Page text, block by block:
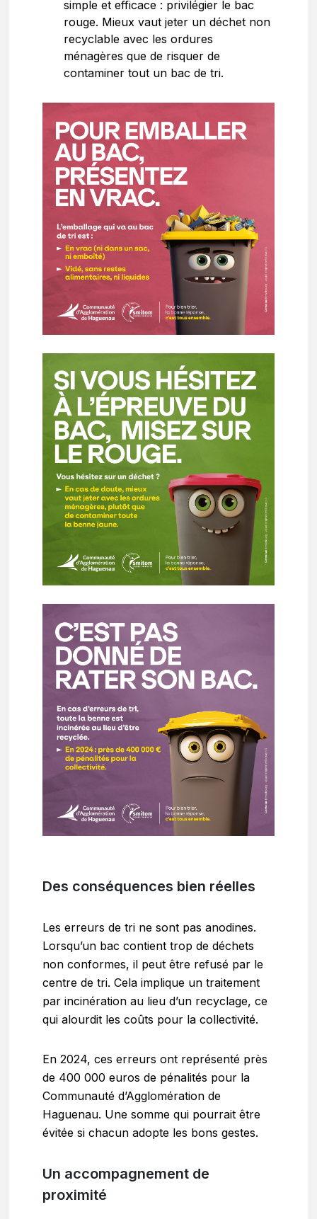
simple et efficace : privilégier le bac
rouge. Mieux vaut jeter un déchet non
recyclable avec les ordures
ménagères que de risquer de
contaminer tout un bac de tri.
Des conséquences bien réelles
Les erreurs de tri ne sont pas anodines.
Lorsqu’un bac contient trop de déchets
non conformes, il peut être refusé par le
centre de tri. Cela implique un traitement
par incinération au lieu d’un recyclage, ce
qui alourdit les coûts pour la collectivité.
En 2024, ces erreurs ont représenté près
de 400 000 euros de pénalités pour la
Communauté d’Agglomération de
Haguenau. Une somme qui pourrait être
évitée si chacun adopte les bons gestes.
Un accompagnement de
proximité